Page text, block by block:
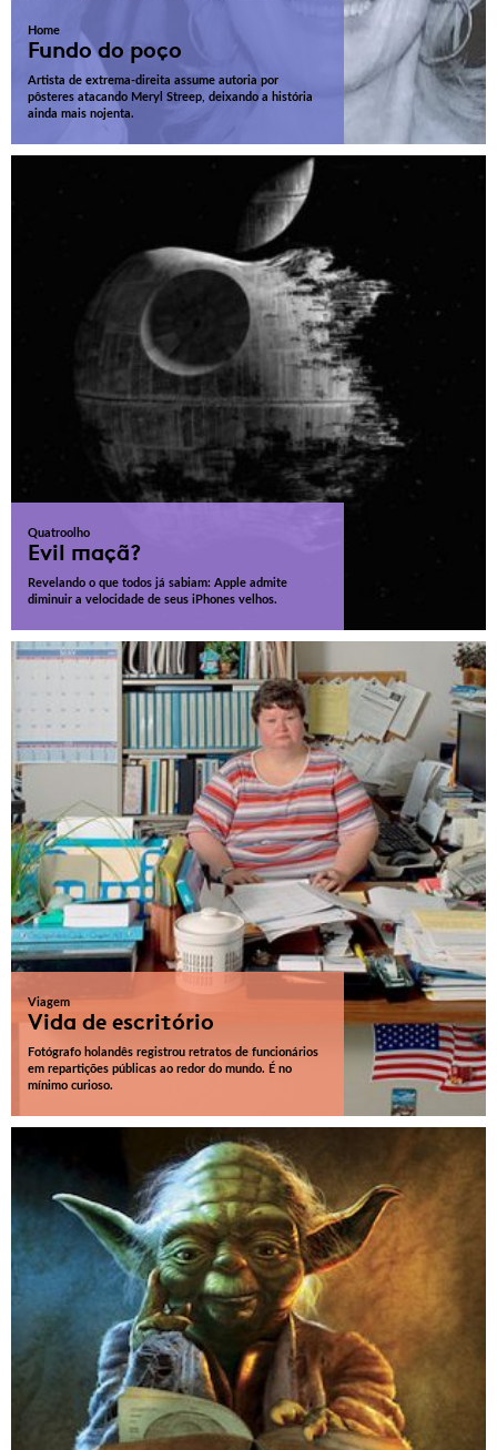
Home
Fundo do poço
Artista de extrema-direita assume autoria por
pôsteres atacando Meryl Streep, deixando a história
ainda mais nojenta.
Quatroolho
Evil maçã?
Revelando o que todos já sabiam: Apple admite
diminuir a velocidade de seus iPhones velhos.
Viagem
Vida de escritório
Fotógrafo holandês registrou retratos de funcionários
em repartições públicas ao redor do mundo. É no
mínimo curioso.